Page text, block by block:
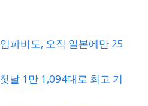
파비도, 오직 일본에만 25
날 1만 1,094대로 최고 기